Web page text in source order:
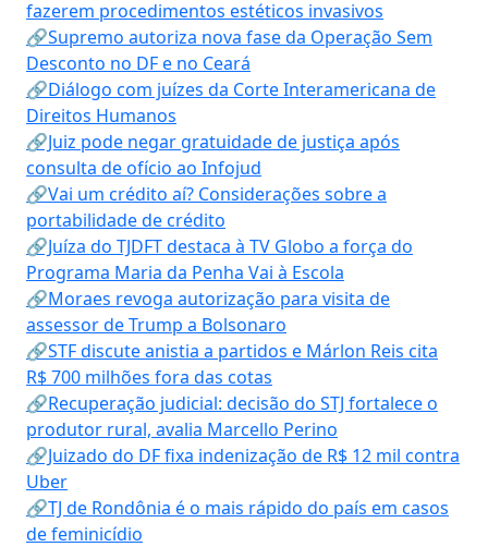
fazerem procedimentos estéticos invasivos
🔗Supremo autoriza nova fase da Operação Sem
Desconto no DF e no Ceará
🔗Diálogo com juízes da Corte Interamericana de
Direitos Humanos
🔗Juiz pode negar gratuidade de justiça após
consulta de ofício ao Infojud
🔗Vai um crédito aí? Considerações sobre a
portabilidade de crédito
🔗Juíza do TJDFT destaca à TV Globo a força do
Programa Maria da Penha Vai à Escola
🔗Moraes revoga autorização para visita de
assessor de Trump a Bolsonaro
🔗STF discute anistia a partidos e Márlon Reis cita
R$ 700 milhões fora das cotas
🔗Recuperação judicial: decisão do STJ fortalece o
produtor rural, avalia Marcello Perino
🔗Juizado do DF fixa indenização de R$ 12 mil contra
Uber
🔗TJ de Rondônia é o mais rápido do país em casos
de feminicídio